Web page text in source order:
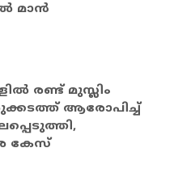
മാൻ
രണ്ട് മുസ്ലിം
ആരോപിച്ച്
കേസ്